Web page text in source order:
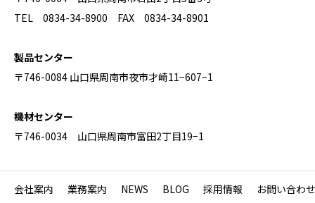
TEL 0834-34-8900 FAX 0834-34-8901
製品センター
〒746-0084 山口県周南市夜市才崎11−607−1
機材センター
〒746-0034 山口県周南市富田2丁目19−1
会社案内 業務案内 NEWS BLOG 採用情報 お問い合わせ